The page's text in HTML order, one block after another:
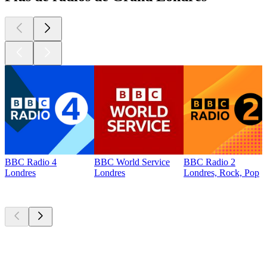
BBC Radio 4
Londres
BBC World Service
Londres
BBC Radio 2
Londres, Rock, Pop